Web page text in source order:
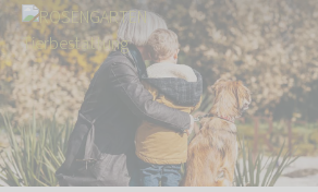
Start Tierbestattung Kleintierbestattung